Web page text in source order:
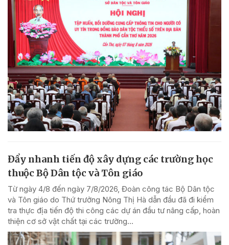
Đẩy nhanh tiến độ xây dựng các trường học
thuộc Bộ Dân tộc và Tôn giáo
Từ ngày 4/8 đến ngày 7/8/2026, Đoàn công tác Bộ Dân tộc
và Tôn giáo do Thứ trưởng Nông Thị Hà dẫn đầu đã đi kiểm
tra thực địa tiến độ thi công các dự án đầu tư nâng cấp, hoàn
thiện cơ sở vật chất tại các trường...